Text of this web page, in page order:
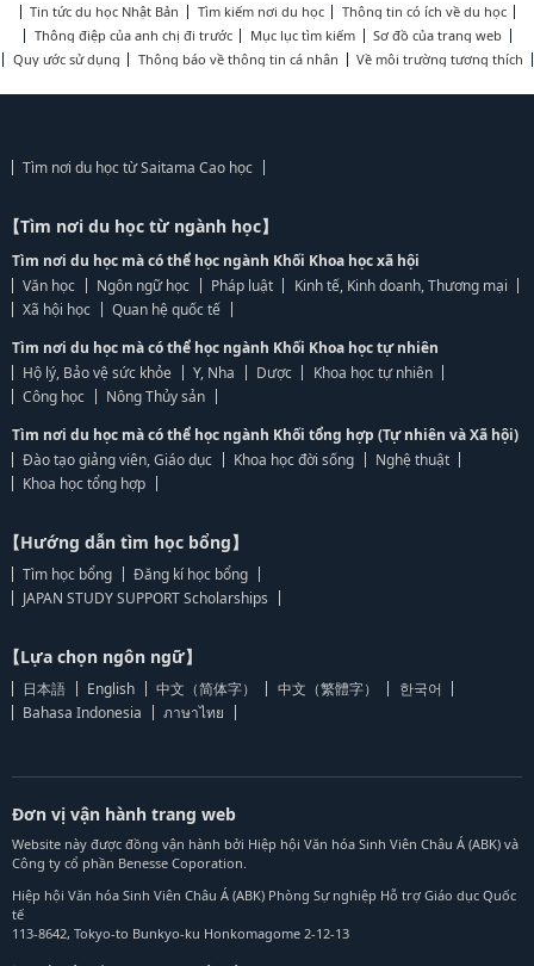
Tin tức du học Nhật Bản Tìm kiếm nơi du học
Thông tin có ích về du học
Thông điệp của anh chị đi trước
Mục lục tìm kiếm
Sơ đồ của trang web
Quy ước sử dụng
Thông báo về thông tin cá nhân Về môi trường tương thích
Tìm nơi du học từ Saitama Cao học
【Tìm nơi du học từ ngành học】
Tìm nơi du học mà có thể học ngành Khối Khoa học xã hội
Văn học
Ngôn ngữ học Pháp luật
Kinh tế, Kinh doanh, Thương mại
Xã hội học
Quan hệ quốc tế
Tìm nơi du học mà có thể học ngành Khối Khoa học tự nhiên
Hộ lý, Bảo vệ sức khỏe
Y, Nha Dược
Khoa học tự nhiên
Công học
Nông Thủy sản
Tìm nơi du học mà có thể học ngành Khối tổng hợp (Tự nhiên và Xã hội)
Đào tạo giảng viên, Giáo dục
Khoa học đời sống
Nghệ thuật
Khoa học tổng hợp
【Hướng dẫn tìm học bổng】
Tìm học bổng
Đăng kí học bổng
JAPAN STUDY SUPPORT Scholarships
【Lựa chọn ngôn ngữ】
日本語 English 中文（简体字） 中文（繁體字）
한국어
Bahasa Indonesia
ภาษาไทย
Đơn vị vận hành trang web
Website này được đồng vận hành bởi Hiệp hội Văn hóa Sinh Viên Châu Á (ABK) và
Công ty cổ phần Benesse Coporation.
Hiệp hội Văn hóa Sinh Viên Châu Á (ABK) Phòng Sự nghiệp Hỗ trợ Giáo dục Quốc
tế
113-8642, Tokyo-to Bunkyo-ku Honkomagome 2-12-13